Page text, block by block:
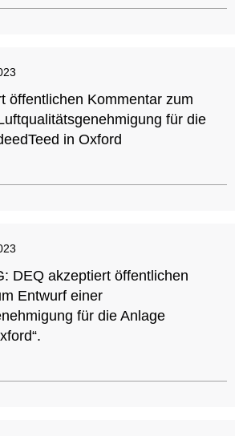
öffentlichen Kommentar zum
für die
in Oxford
DEQ akzeptiert öffentlichen
Entwurf einer
für die Anlage